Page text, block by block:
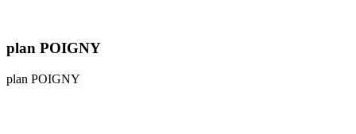
plan POIGNY
plan POIGNY